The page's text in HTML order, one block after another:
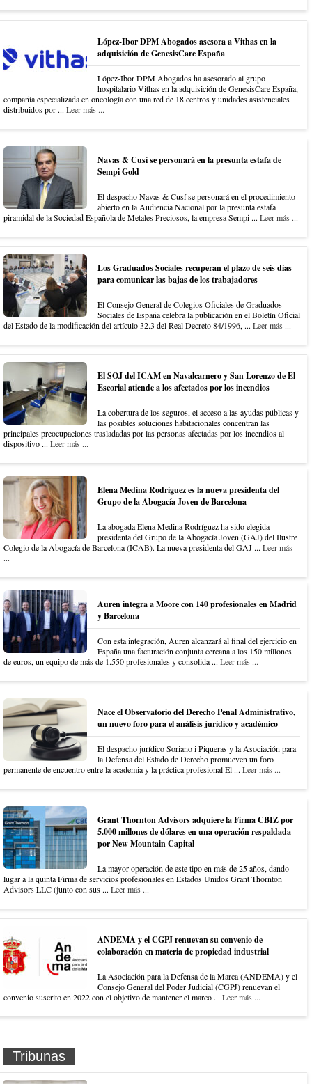
López-Ibor DPM Abogados asesora a Vithas en la
adquisición de GenesisCare España
López-Ibor DPM Abogados ha asesorado al grupo
hospitalario Vithas en la adquisición de GenesisCare España,
compañía especializada en oncología con una red de 18 centros y unidades asistenciales
distribuidos por ... Leer más ...
Navas & Cusí se personará en la presunta estafa de
Sempi Gold
El despacho Navas & Cusí se personará en el procedimiento
abierto en la Audiencia Nacional por la presunta estafa
piramidal de la Sociedad Española de Metales Preciosos, la empresa Sempi ... Leer más ...
Los Graduados Sociales recuperan el plazo de seis días
para comunicar las bajas de los trabajadores
El Consejo General de Colegios Oficiales de Graduados
Sociales de España celebra la publicación en el Boletín Oficial
del Estado de la modificación del artículo 32.3 del Real Decreto 84/1996, ... Leer más ...
El SOJ del ICAM en Navalcarnero y San Lorenzo de El
Escorial atiende a los afectados por los incendios
La cobertura de los seguros, el acceso a las ayudas públicas y
las posibles soluciones habitacionales concentran las
principales preocupaciones trasladadas por las personas afectadas por los incendios al
dispositivo ... Leer más ...
Elena Medina Rodríguez es la nueva presidenta del
Grupo de la Abogacía Joven de Barcelona
La abogada Elena Medina Rodríguez ha sido elegida
presidenta del Grupo de la Abogacía Joven (GAJ) del Ilustre
Colegio de la Abogacía de Barcelona (ICAB). La nueva presidenta del GAJ ... Leer más
...
Auren integra a Moore con 140 profesionales en Madrid
y Barcelona
Con esta integración, Auren alcanzará al final del ejercicio en
España una facturación conjunta cercana a los 150 millones
de euros, un equipo de más de 1.550 profesionales y consolida ... Leer más ...
Nace el Observatorio del Derecho Penal Administrativo,
un nuevo foro para el análisis jurídico y académico
El despacho jurídico Soriano i Piqueras y la Asociación para
la Defensa del Estado de Derecho promueven un foro
permanente de encuentro entre la academia y la práctica profesional El ... Leer más ...
Grant Thornton Advisors adquiere la Firma CBIZ por
5.000 millones de dólares en una operación respaldada
por New Mountain Capital
La mayor operación de este tipo en más de 25 años, dando
lugar a la quinta Firma de servicios profesionales en Estados Unidos Grant Thornton
Advisors LLC (junto con sus ... Leer más ...
ANDEMA y el CGPJ renuevan su convenio de
colaboración en materia de propiedad industrial
La Asociación para la Defensa de la Marca (ANDEMA) y el
Consejo General del Poder Judicial (CGPJ) renuevan el
convenio suscrito en 2022 con el objetivo de mantener el marco ... Leer más ...
Tribunas